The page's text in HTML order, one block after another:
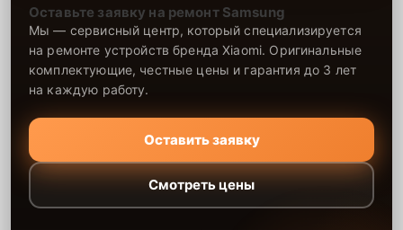
Оставьте заявку на ремонт Samsung
Мы — сервисный центр, который специализируется
на ремонте устройств бренда Xiaomi. Оригинальные
комплектующие, честные цены и гарантия до 3 лет
на каждую работу.
Оставить заявку
Смотреть цены